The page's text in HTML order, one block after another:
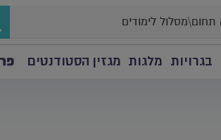
בגרויות מלגות מגזין הסטודנטים